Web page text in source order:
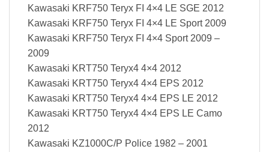
Kawasaki KRF750 Teryx FI 4×4 LE SGE 2012
Kawasaki KRF750 Teryx FI 4×4 LE Sport 2009
Kawasaki KRF750 Teryx FI 4×4 Sport 2009 –
2009
Kawasaki KRT750 Teryx4 4×4 2012
Kawasaki KRT750 Teryx4 4×4 EPS 2012
Kawasaki KRT750 Teryx4 4×4 EPS LE 2012
Kawasaki KRT750 Teryx4 4×4 EPS LE Camo
2012
Kawasaki KZ1000C/P Police 1982 – 2001